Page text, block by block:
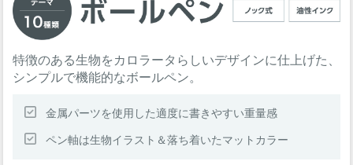
特徴のある生物をカロラータらしいデザインに仕上げた、
シンプルで機能的なボールペン。
金属パーツを使用した適度に書きやすい重量感
ペン軸は生物イラスト＆落ち着いたマットカラー